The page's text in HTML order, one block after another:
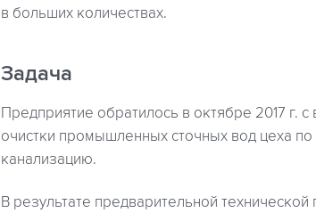
в больших количествах.
Задача
Предприятие обратилось в октябре 2017 г.
очистки промышленных сточных вод цеха
канализацию.
В результате предварительной